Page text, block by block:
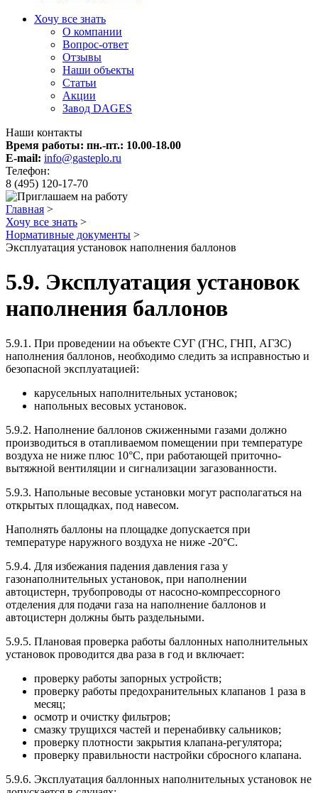
Хочу все знать
О компании
Вопрос-ответ
Отзывы
Наши объекты
Статьи
Акции
Завод DAGES
Наши контакты
Время работы: пн.-пт.: 10.00-18.00
E-mail: info@gasteplo.ru
Телефон:
8 (495) 120-17-70
Главная >
Хочу все знать >
Нормативные документы >
Эксплуатация установок наполнения баллонов
5.9. Эксплуатация установок
наполнения баллонов
5.9.1. При проведении на объекте СУГ (ГНС, ГНП, АГЗС)
наполнения баллонов, необходимо следить за исправностью и
безопасной эксплуатацией:
карусельных наполнительных установок;
напольных весовых установок.
5.9.2. Наполнение баллонов сжиженными газами должно
производиться в отапливаемом помещении при температуре
воздуха не ниже плюс 10°С, при работающей приточно-
вытяжной вентиляции и сигнализации загазованности.
5.9.3. Напольные весовые установки могут располагаться на
открытых площадках, под навесом.
Наполнять баллоны на площадке допускается при
температуре наружного воздуха не ниже -20°С.
5.9.4. Для избежания падения давления газа у
газонаполнительных установок, при наполнении
автоцистерн, трубопроводы от насосно-компрессорного
отделения для подачи газа на наполнение баллонов и
автоцистерн должны быть раздельными.
5.9.5. Плановая проверка работы баллонных наполнительных
установок проводится два раза в год и включает:
проверку работы запорных устройств;
проверку работы предохранительных клапанов 1 раза в
месяц;
осмотр и очистку фильтров;
смазку трущихся частей и перенабивку сальников;
проверку плотности закрытия клапана-регулятора;
проверку правильности настройки сбросного клапана.
5.9.6. Эксплуатация баллонных наполнительных установок не